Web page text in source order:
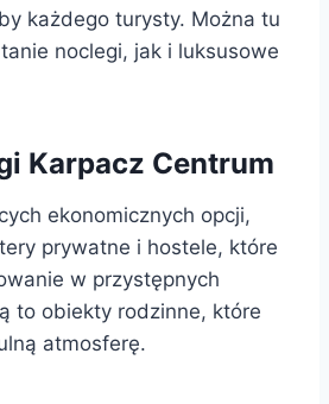
każdego turysty. Można tu
noclegi, jak i luksusowe
Karpacz Centrum
ekonomicznych opcji,
prywatne i hostele, które
w przystępnych
to obiekty rodzinne, które
atmosferę.